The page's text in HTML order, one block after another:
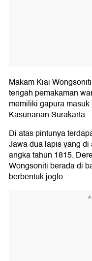
Makam Kiai
tengah pemakaman
memiliki gapura
Kasunanan Surakarta.
Di atas pintunya
Jawa dua lapis yang
angka tahun 1815.
Wongsoniti berada di
berbentuk joglo.